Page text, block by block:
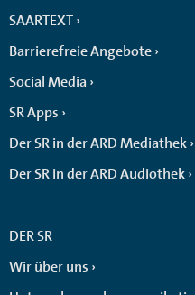
SAARTEXT
Barrierefreie Angebote
Social Media
SR Apps
Der SR in der ARD Mediathek
Der SR in der ARD Audiothek
DER SR
Wir über uns